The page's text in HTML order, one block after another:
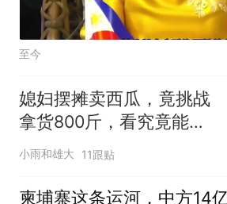
至今
媳妇摆摊卖西瓜，竟挑战
拿货800斤，看究竟能不
能卖完？
小雨和雄大 11跟贴
柬埔寨这条运河，中方14